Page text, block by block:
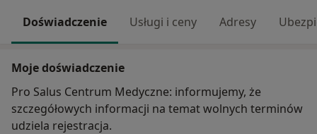
Doświadczenie Usługi i ceny Adresy
Moje doświadczenie
Pro Salus Centrum Medyczne: informujemy, że
szczegółowych informacji na temat wolnych terminów
udziela rejestracja.